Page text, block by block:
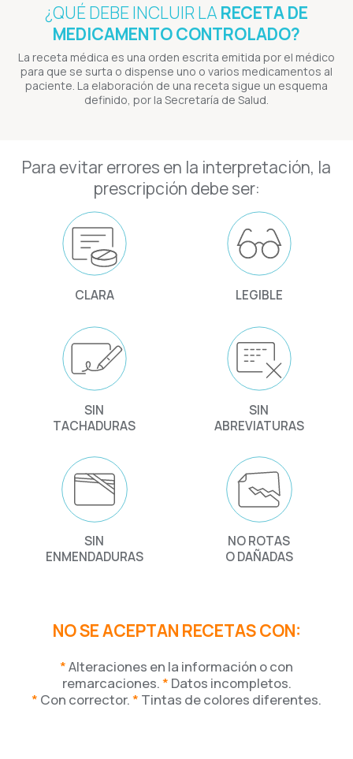
¿QUÉ DEBE INCLUIR LA RECETA DE
MEDICAMENTO CONTROLADO?
La receta médica es una orden escrita emitida por el médico
para que se surta o dispense uno o varios medicamentos al
paciente. La elaboración de una receta sigue un esquema
definido, por la Secretaría de Salud.
Para evitar errores en la interpretación, la
prescripción debe ser:
CLARA LEGIBLE
SIN
TACHADURAS
SIN
ABREVIATURAS
SIN
ENMENDADURAS
NO ROTAS
O DAÑADAS
NO SE ACEPTAN RECETAS CON:
*Alteraciones en la información o con
remarcaciones.* Datos incompletos.
* Con corrector.* Tintas de colores diferentes.